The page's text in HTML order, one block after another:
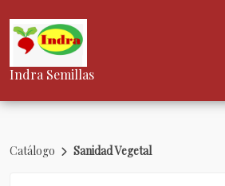
Indra Semillas
Catálogo Sanidad Vegetal